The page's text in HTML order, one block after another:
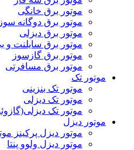
موتور برق خانگی
موتور برق دوگانه سوز
موتور برق دیزلی
موتور برق سایلنت و
موتور برق گازسوز
موتور برق مسافرتی
موتور تک
موتور تک بنزینی
موتور تک دیزلی
موتور تک
موتور دیزل
موتور دیزل پرکینز
موتور دیزل ولوو پنتا